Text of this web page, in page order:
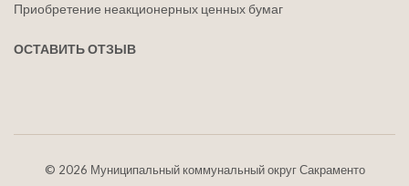
Приобретение неакционерных ценных бумаг
ОСТАВИТЬ ОТЗЫВ
© 2026 Муниципальный коммунальный округ Сакраменто